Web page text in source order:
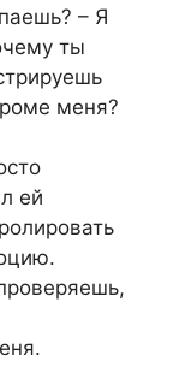
– Я
ты
меня?
ей